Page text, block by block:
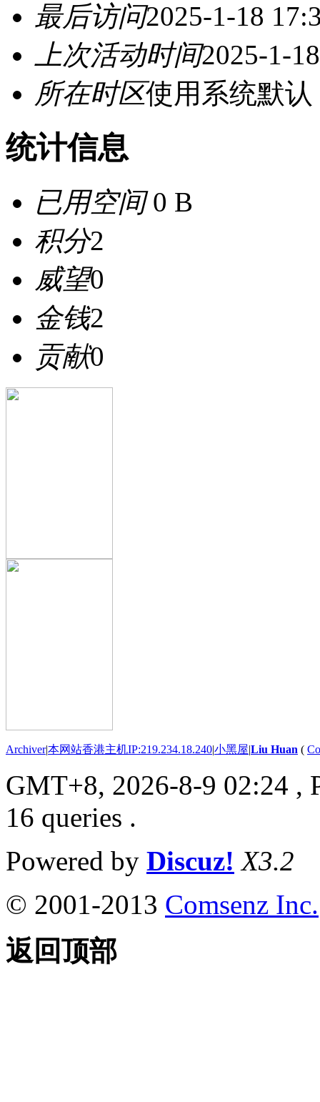
最后访问2025-1-18
上次活动时间2025-1-
所在时区使用系统默认
统计信息
已用空间0 B
积分2
威望0
金钱2
贡献0
Archiver|本网站香港主机IP:219.234.18.240|小黑屋|Liu Huan (
GMT+8, 2026-8-9 02:24 ,
16 queries .
Powered by Discuz! X3.2
© 2001-2013 Comsenz Inc.
返回顶部